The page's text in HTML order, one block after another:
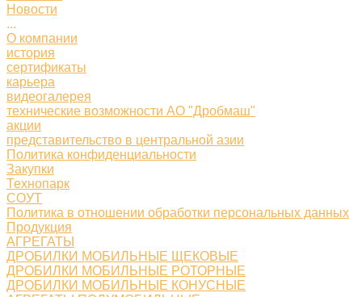
Новости
...
О компании
история
сертификаты
карьера
видеогалерея
технические возможности АО "Дробмаш"
акции
представительство в центральной азии
Политика конфиденциальности
Закупки
Технопарк
СОУТ
Политика в отношении обработки персональных данных
Продукция
АГРЕГАТЫ
ДРОБИЛКИ МОБИЛЬНЫЕ ЩЕКОВЫЕ
ДРОБИЛКИ МОБИЛЬНЫЕ РОТОРНЫЕ
ДРОБИЛКИ МОБИЛЬНЫЕ КОНУСНЫЕ